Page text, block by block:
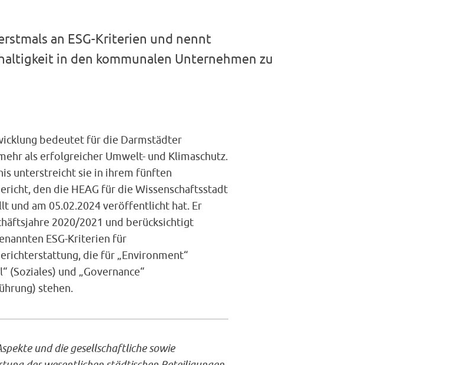
an ESG-Kriterien und nennt
in den kommunalen Unternehmen zu
bedeutet für die Darmstädter
als erfolgreicher Umwelt- und Klimaschutz.
unterstreicht sie in ihrem fünften
den die HEAG für die Wissenschaftsstadt
und am 05.02.2024 veröffentlicht hat. Er
2020/2021 und berücksichtigt
ESG-Kriterien für
die für „Environment“
(Soziales) und „Governance“
stehen.
und die gesellschaftliche sowie